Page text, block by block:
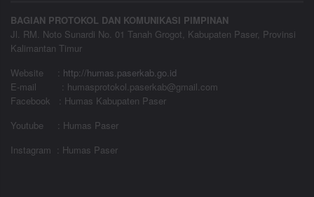
BAGIAN PROTOKOL DAN KOMUNIKASI PIMPINAN
Jl. RM. Noto Sunardi No. 01 Tanah Grogot, Kabupaten Paser, Provinsi
Kalimantan Timur
Website
: http://humas.paserkab.go.id
E-mail : humasprotokol.paserkab@gmail.com
Facebook : Humas Kabupaten Paser
Youtube : Humas Paser
Instagram : Humas Paser